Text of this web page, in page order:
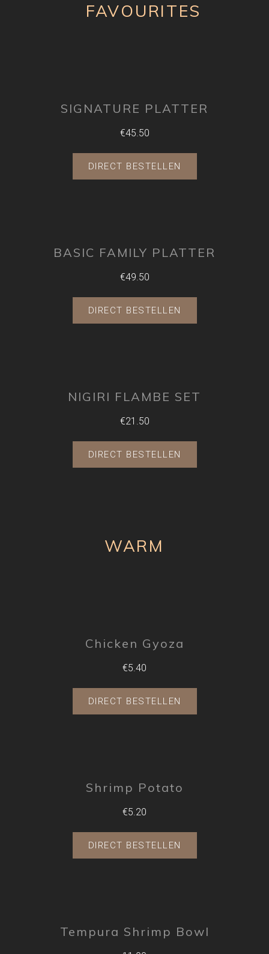
FAVOURITES
SIGNATURE PLATTER
€45.50
DIRECT BESTELLEN
BASIC FAMILY PLATTER
€49.50
DIRECT BESTELLEN
NIGIRI FLAMBE SET
€21.50
DIRECT BESTELLEN
WARM
Chicken Gyoza
€5.40
DIRECT BESTELLEN
Shrimp Potato
€5.20
DIRECT BESTELLEN
Tempura Shrimp Bowl